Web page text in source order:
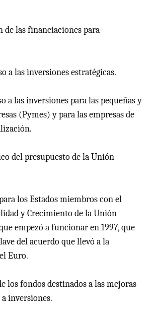
de las financiaciones para
a las inversiones estratégicas.
a las inversiones para las pequeñas y
(Pymes) y para las empresas de
del presupuesto de la Unión
los Estados miembros con el
y Crecimiento de la Unión
empezó a funcionar en 1997, que
del acuerdo que llevó a la
Euro.
los fondos destinados a las mejoras
inversiones.